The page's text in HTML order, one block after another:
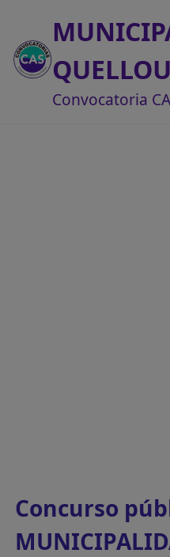
Convocatoria
Concurso